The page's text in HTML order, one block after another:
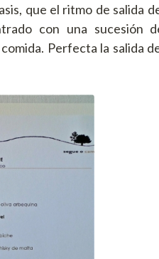
que el ritmo de salida
con una sucesión
Perfecta la salida